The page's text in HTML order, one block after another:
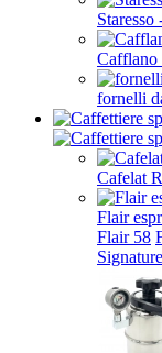
Staresso
Cafflano
fornelli
Cafelat
Flair
Flair 58
Signature